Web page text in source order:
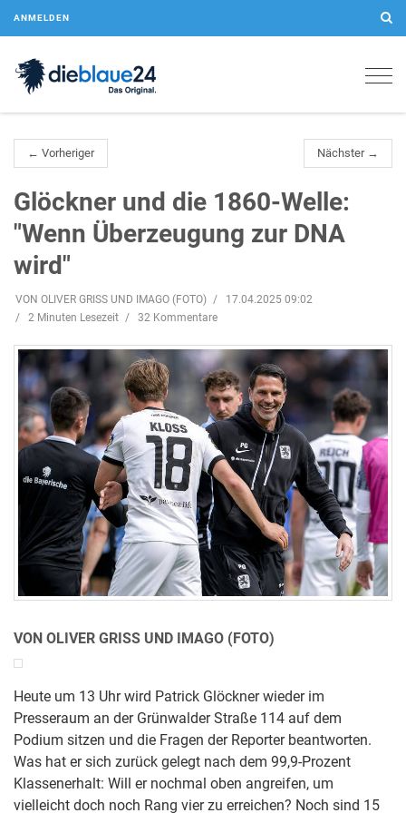
ANMELDEN
← Vorheriger Nächster →
Glöckner und die 1860-Welle:
"Wenn Überzeugung zur DNA
wird"
VON OLIVER GRISS UND IMAGO (FOTO)
17.04.2025 09:02
2 Minuten Lesezeit
32 Kommentare
VON OLIVER GRISS UND IMAGO (FOTO)
Heute um 13 Uhr wird Patrick Glöckner wieder im
Presseraum an der Grünwalder Straße 114 auf dem
Podium sitzen und die Fragen der Reporter beantworten.
Was hat er sich zurück gelegt nach dem 99,9-Prozent
Klassenerhalt: Will er nochmal oben angreifen, um
vielleicht doch noch Rang vier zu erreichen? Noch sind 15